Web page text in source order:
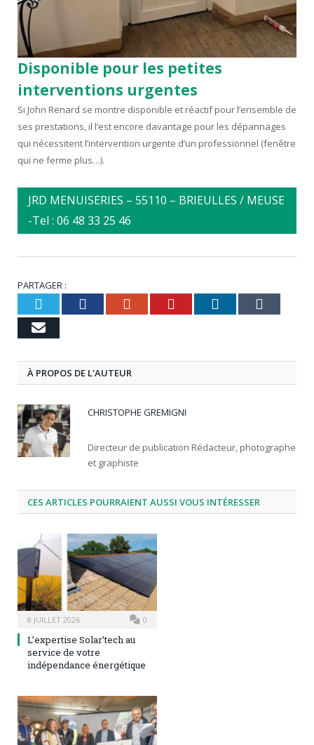
Disponible pour les petites
interventions urgentes
Si John Renard se montre disponible et réactif pour l’ensemble de
ses prestations, il l’est encore davantage pour les dépannages
qui nécessitent l’intervention urgente d’un professionnel (fenêtre
qui ne ferme plus…).
JRD MENUISERIES – 55110 – BRIEULLES / MEUSE
-Tel : 06 48 33 25 46
PARTAGER :
TwitterFacebookGoogle+Pinterest
LinkedIn
Email
À PROPOS DE L'AUTEUR
CHRISTOPHE GREMIGNI
Directeur de publication Rédacteur, photographe
et graphiste
CES ARTICLES POURRAIENT AUSSI VOUS INTÉRESSER
8 JUILLET 2026 0
L’expertise Solar’tech au
service de votre
indépendance énergétique